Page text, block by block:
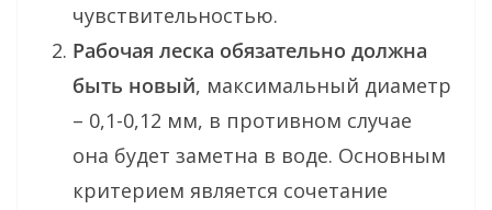
чувствительностью.
Рабочая леска обязательно должна
быть новый, максимальный диаметр
– 0,1-0,12 мм, в противном случае
она будет заметна в воде. Основным
критерием является сочетание